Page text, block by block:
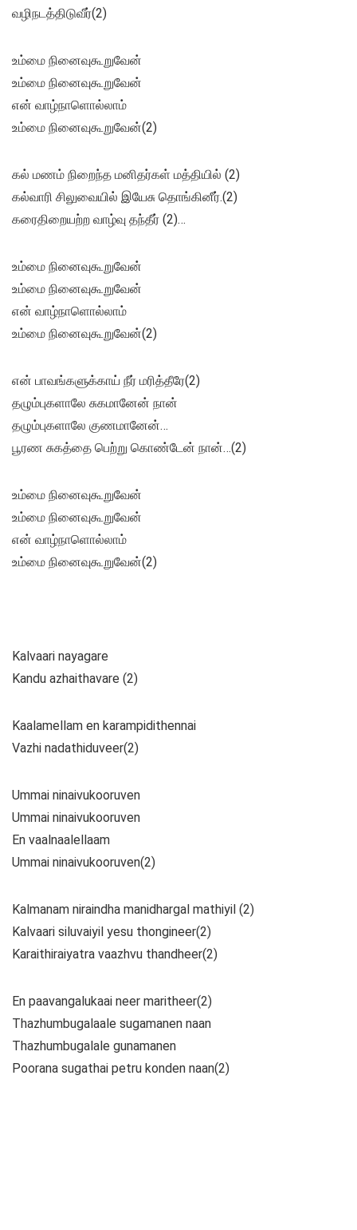
வழிநடத்திடுவீர்(2)
உம்மை நினைவுகூறுவேன்
உம்மை நினைவுகூறுவேன்
என் வாழ்நாளொல்லாம்
உம்மை நினைவுகூறுவேன்(2)
கல் மணம் நிறைந்த மனிதர்கள் மத்தியில் (2)
கல்வாரி சிலுவையில் இயேசு தொங்கினீர்.(2)
கரைதிறையற்ற வாழ்வு தந்தீர் (2)…
உம்மை நினைவுகூறுவேன்
உம்மை நினைவுகூறுவேன்
என் வாழ்நாளொல்லாம்
உம்மை நினைவுகூறுவேன்(2)
என் பாவங்களுக்காய் நீர் மரித்தீரே(2)
தழும்புகளாலே சுகமானேன் நான்
தழும்புகளாலே குணமானேன்…
பூரண சுகத்தை பெற்று கொண்டேன் நான்…(2)
உம்மை நினைவுகூறுவேன்
உம்மை நினைவுகூறுவேன்
என் வாழ்நாளொல்லாம்
உம்மை நினைவுகூறுவேன்(2)
Kalvaari nayagare
Kandu azhaithavare (2)
Kaalamellam en karampidithennai
Vazhi nadathiduveer(2)
Ummai ninaivukooruven
Ummai ninaivukooruven
En vaalnaalellaam
Ummai ninaivukooruven(2)
Kalmanam niraindha manidhargal mathiyil (2)
Kalvaari siluvaiyil yesu thongineer(2)
Karaithiraiyatra vaazhvu thandheer(2)
En paavangalukaai neer maritheer(2)
Thazhumbugalaale sugamanen naan
Thazhumbugalale gunamanen
Poorana sugathai petru konden naan(2)